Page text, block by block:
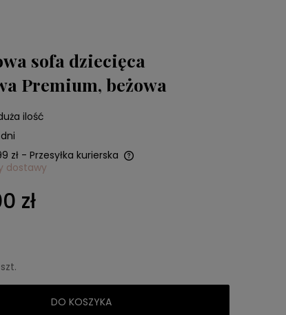
sofa dziecięca
Premium, beżowa
ilość
zł - Przesyłka kurierska
dostawy
zł
szt.
DO KOSZYKA